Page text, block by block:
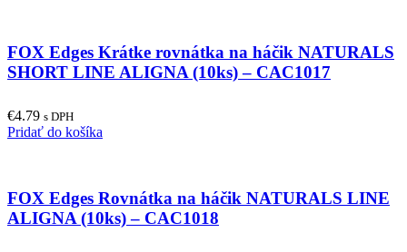
FOX Edges Krátke rovnátka na háčik NATURALS
SHORT LINE ALIGNA (10ks) – CAC1017
€4.79 s DPH
Pridať do košíka
FOX Edges Rovnátka na háčik NATURALS LINE
ALIGNA (10ks) – CAC1018